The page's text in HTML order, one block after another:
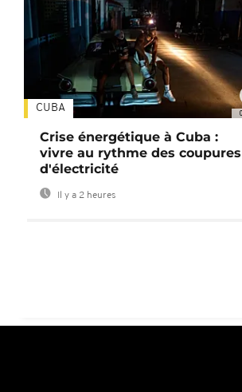
CUBA
Crise énergétique à Cuba :
vivre au rythme des coupures
d'électricité
Il y a 2 heures